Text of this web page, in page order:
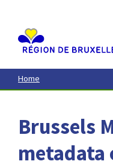
contenu
principal
Home
Brussels
metadata